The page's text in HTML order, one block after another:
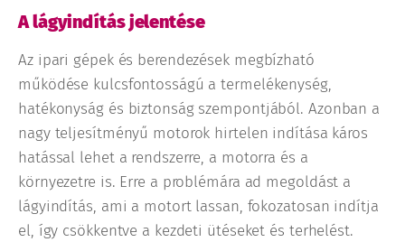
A lágyindítás jelentése
Az ipari gépek és berendezések megbízható
működése kulcsfontosságú a termelékenység,
hatékonyság és biztonság szempontjából. Azonban a
nagy teljesítményű motorok hirtelen indítása káros
hatással lehet a rendszerre, a motorra és a
környezetre is. Erre a problémára ad megoldást a
lágyindítás, ami a motort lassan, fokozatosan indítja
el, így csökkentve a kezdeti ütéseket és terhelést.